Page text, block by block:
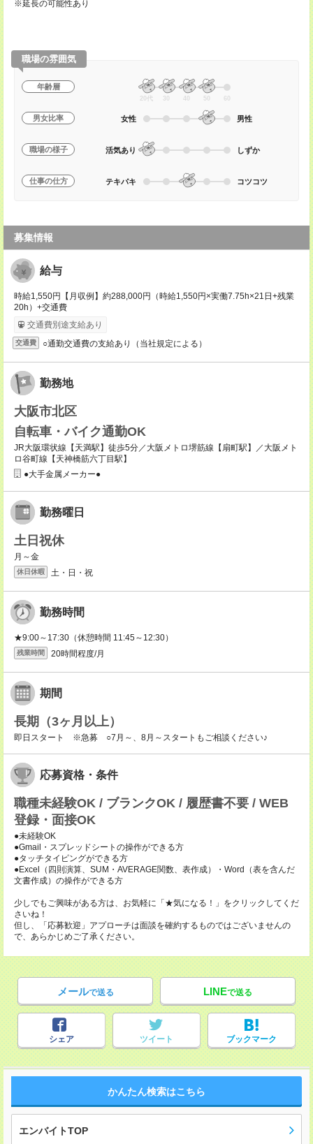
※延長の可能性あり
職場の雰囲気
年齢層
20代 30 40 50 60
男女比率 女性 男性
職場の様子 活気あり しずか
仕事の仕方 テキパキ コツコツ
募集情報
給与
時給1,550円【月収例】約288,000円（時給1,550円×実働7.75h×21日+残業
20h）+交通費
交通費別途支給あり
交通費 ○通勤交通費の支給あり（当社規定による）
勤務地
大阪市北区
自転車・バイク通勤OK
JR大阪環状線【天満駅】徒歩5分／大阪メトロ堺筋線【扇町駅】／大阪メト
ロ谷町線【天神橋筋六丁目駅】
●大手金属メーカー●
勤務曜日
土日祝休
月～金
休日休暇 土・日・祝
勤務時間
★9:00～17:30（休憩時間 11:45～12:30）
残業時間 20時間程度/月
期間
長期（3ヶ月以上）
即日スタート ※急募 ○7月～、8月～スタートもご相談ください♪
応募資格・条件
職種未経験OK / ブランクOK / 履歴書不要 / WEB
登録・面接OK
●未経験OK
●Gmail・スプレッドシートの操作ができる方
●タッチタイピングができる方
●Excel（四則演算、SUM・AVERAGE関数、表作成）・Word（表を含んだ
文書作成）の操作ができる方
少しでもご興味がある方は、お気軽に「★気になる！」をクリックしてくだ
さいね！
但し、「応募歓迎」アプローチは面談を確約するものではございませんの
で、あらかじめご了承ください。
メールで送る LINEで送る
シェア ツイート ブックマーク
かんたん検索はこちら
エンバイトTOP